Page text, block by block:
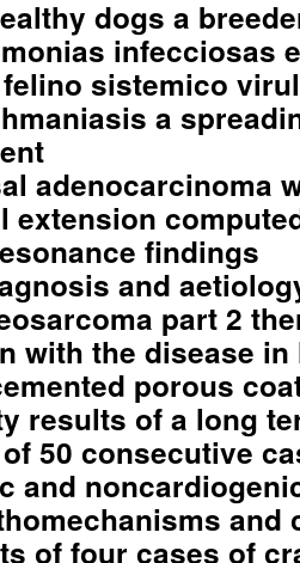
dogs a
infecciosas
sistemico
a
adenocarcinoma
extension
findings
and
part 2
with the disease in
porous
results of a long
50 consecutive
and
and
of four cases of